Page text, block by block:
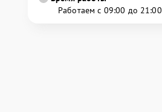
Работаем с 09:00 до 21:00